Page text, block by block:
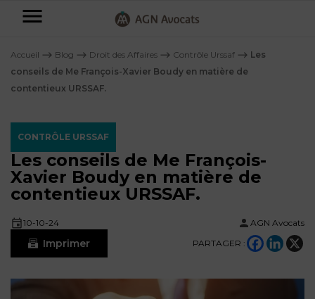
-
Particuliers
NOS
DOMAINES
DE
COMPÉTENCE
FAMILIALES
Entreprises
NOS
DE
CRÉATION
D’ENTREPRISES
Plus
d’offres
AGN
LEGAL
propos
Accueil ⟶ Blog ⟶ Droit des Affaires ⟶ Contrôle Urssaf ⟶ Les
conseils de Me François-Xavier Boudy en matière de
contentieux URSSAF.
CONTRÔLE URSSAF
Les conseils de Me François-
Xavier Boudy en matière de
contentieux URSSAF.
10-10-24 AGN Avocats
Imprimer PARTAGER :